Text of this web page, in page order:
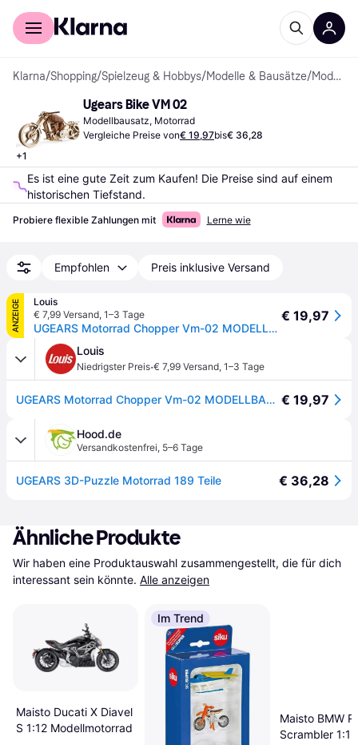
Für Shopper
Klarna/Shopping/Spielzeug & Hobbys/Modelle & Bausätze/ Modellbausätze
+1
Ugears Bike VM 02
Modellbausatz, Motorrad
Vergleiche Preise von€ 19,97bis€ 36,28
Es ist eine gute Zeit zum Kaufen! Die Preise sind auf einem
historischen Tiefstand.
Probiere flexible Zahlungen mit Lerne wie
Empfohlen Preis inklusive Versand
ANZEIGE
Louis
€ 7,99 Versand, 1–3 Tage
UGEARS Motorrad Chopper Vm-02 MODELLBAUSATZ VM-02
€ 19,97
Louis
Niedrigster Preis·€ 7,99 Versand, 1–3 Tage
UGEARS Motorrad Chopper Vm-02 MODELLBAUSATZ VM-02 € 19,97
Hood.de
Versandkostenfrei, 5–6 Tage
UGEARS 3D-Puzzle Motorrad 189 Teile € 36,28
Ähnliche Produkte
Wir haben eine Produktauswahl zusammengestellt, die für dich
interessant sein könnte. Alle anzeigen
Maisto Ducati X Diavel
S 1:12 Modellmotorrad
Im Trend
Maisto BMW
Scrambler 1:12